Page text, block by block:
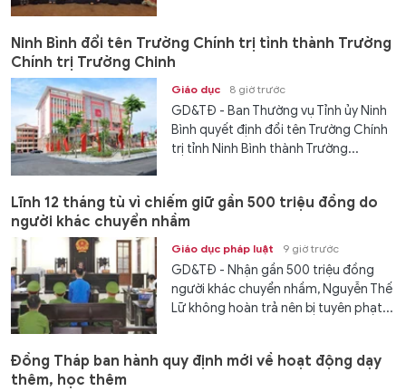
Ninh Bình đổi tên Trường Chính trị tỉnh thành Trường
Chính trị Trường Chinh
Giáo dục 8 giờ trước
GD&TĐ - Ban Thường vụ Tỉnh ủy Ninh
Bình quyết định đổi tên Trường Chính
trị tỉnh Ninh Bình thành Trường...
Lĩnh 12 tháng tù vì chiếm giữ gần 500 triệu đồng do
người khác chuyển nhầm
Giáo dục pháp luật 9 giờ trước
GD&TĐ - Nhận gần 500 triệu đồng
người khác chuyển nhầm, Nguyễn Thế
Lữ không hoàn trả nên bị tuyên phạt...
Đồng Tháp ban hành quy định mới về hoạt động dạy
thêm, học thêm